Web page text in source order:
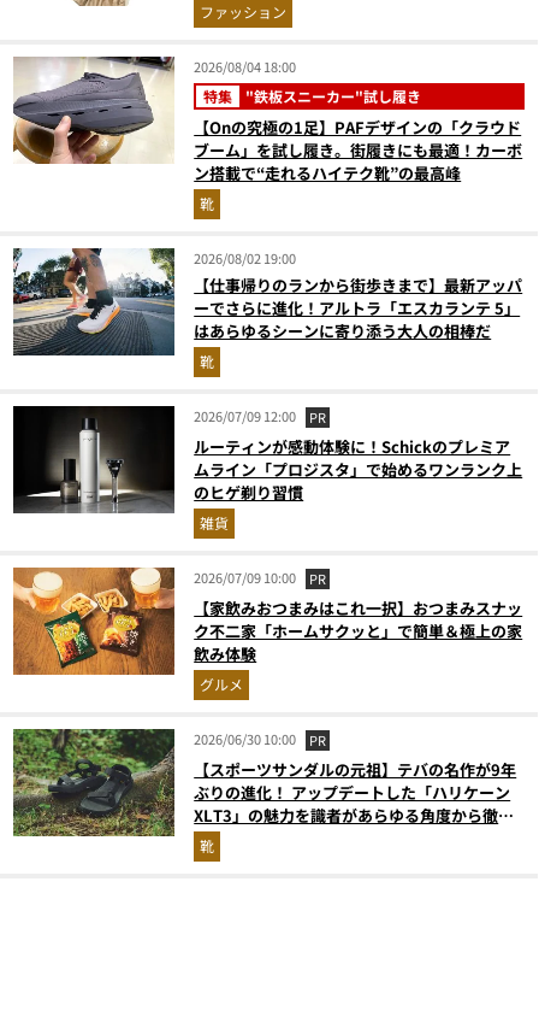
ファッション
2026/08/04 18:00
特集 "鉄板スニーカー"試し履き
【Onの究極の1足】PAFデザインの「クラウド
ブーム」を試し履き。街履きにも最適！カーボ
ン搭載で“走れるハイテク靴”の最高峰
靴
2026/08/02 19:00
【仕事帰りのランから街歩きまで】最新アッパ
ーでさらに進化！アルトラ「エスカランテ 5」
はあらゆるシーンに寄り添う大人の相棒だ
靴
2026/07/09 12:00 PR
ルーティンが感動体験に！Schickのプレミア
ムライン「プロジスタ」で始めるワンランク上
のヒゲ剃り習慣
雑貨
2026/07/09 10:00 PR
【家飲みおつまみはこれ一択】おつまみスナッ
ク不二家「ホームサクッと」で簡単＆極上の家
飲み体験
グルメ
2026/06/30 10:00 PR
【スポーツサンダルの元祖】テバの名作が9年
ぶりの進化！ アップデートした「ハリケーン
XLT3」の魅力を識者があらゆる角度から徹底
解説！
靴